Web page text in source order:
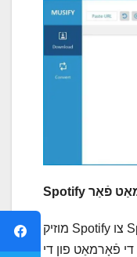
נאָך אַדינג מוזיק טראַקס פון Spotify צו Spotify מוזיק
די פֿאָרמאַט פון די